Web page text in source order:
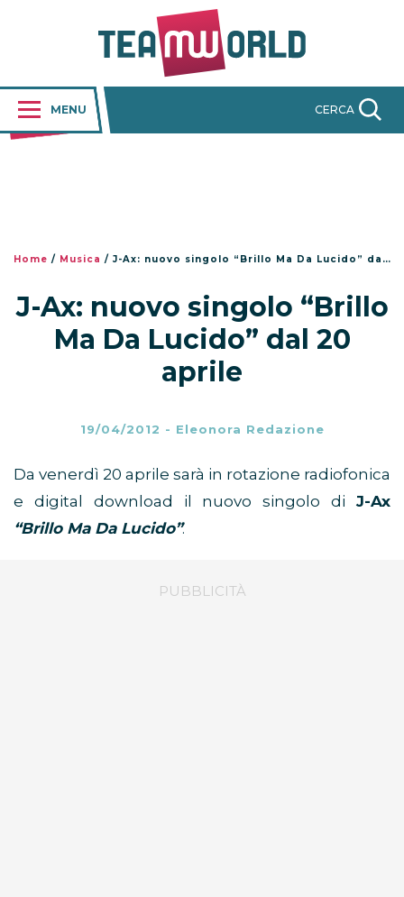
MENU CERCA
Home / Musica / J-Ax: nuovo singolo “Brillo Ma Da Lucido” dal 20 aprile
J-Ax: nuovo singolo “Brillo
Ma Da Lucido” dal 20
aprile
19/04/2012 - Eleonora Redazione
Da venerdì 20 aprile sarà in rotazione radiofonica
e digital download il nuovo singolo di J-Ax
“Brillo Ma Da Lucido”.